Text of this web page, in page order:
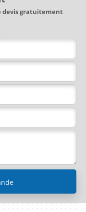
devis gratuitement